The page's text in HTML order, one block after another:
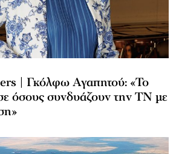
| Γκόλφω Αγαπητού: «Το
όσους συνδυάζουν την ΤΝ με